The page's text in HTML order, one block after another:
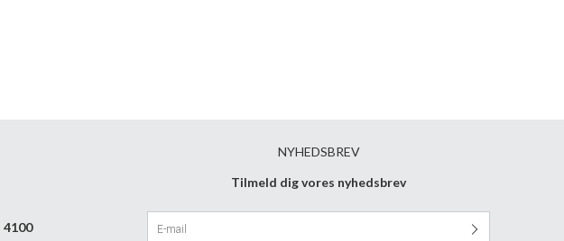
4100
NYHEDSBREV
Tilmeld dig vores nyhedsbrev